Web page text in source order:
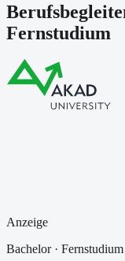
Fernstudium
Anzeige
Bachelor· Fernstudium